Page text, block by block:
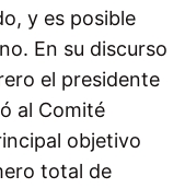
y es posible
En su discurso
el presidente
al Comité
objetivo
total de